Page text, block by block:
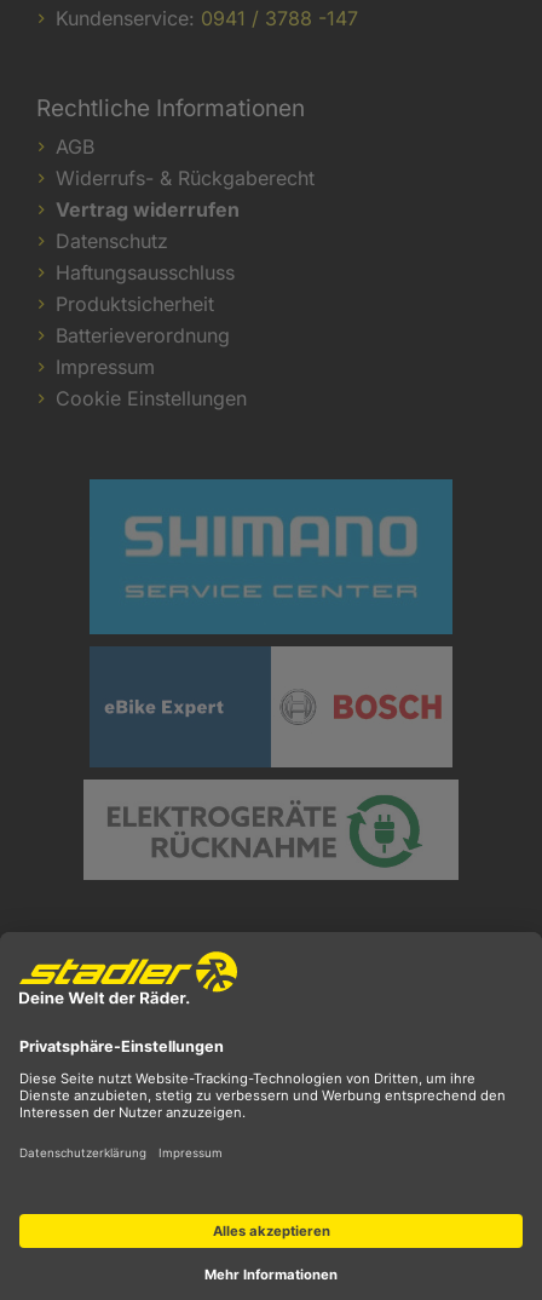
Kundenservice: 0941 / 3788 -147
Rechtliche Informationen
AGB
Widerrufs- & Rückgaberecht
Vertrag widerrufen
Datenschutz
Haftungsausschluss
Produktsicherheit
Batterieverordnung
Impressum
Cookie Einstellungen
** ehemaliger UVP
*** Preis entspricht unserem Markteinführungspreis